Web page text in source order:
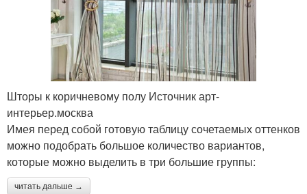
Шторы к коричневому полу Источник арт-
интерьер.москва
Имея перед собой готовую таблицу сочетаемых оттенков
можно подобрать большое количество вариантов,
которые можно выделить в три большие группы:
читать дальше →